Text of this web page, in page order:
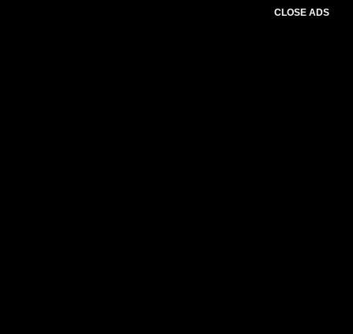
CLOSE ADS